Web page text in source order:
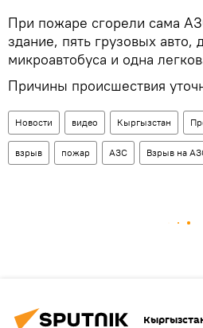
При пожаре сгорели сама
здание, пять грузовых авто,
микроавтобуса и одна
Причины происшествия
Новости видео Кыргызстан
взрыв пожар АЗС Взрыв на